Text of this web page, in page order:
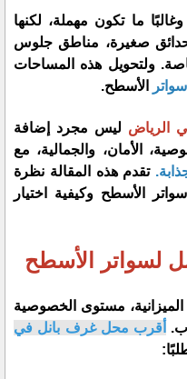
ما تكون مهملة، لكنها
صغيرة، مناطق جلوس
ولتحويل هذه المساحات
الأسطح.
الرياض ليس مجرد إضافة
الأمان، والجمالية، مع
تقدم هذه المقالة نظرة
الأسطح وكيفية اختيار
لسواتر الأسطح
مستوى الخصوصية
أقرب محل غرف بانل في